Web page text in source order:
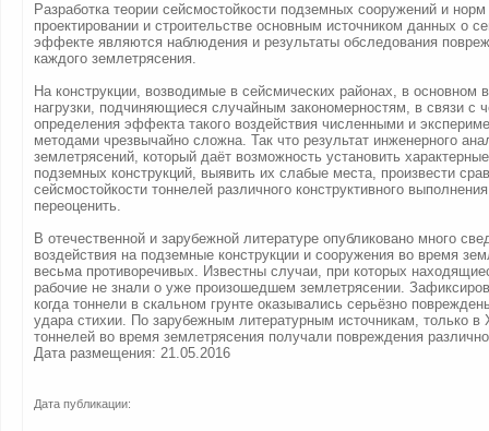
Разработка теории сейсмостойкости подземных сооружений и
проектировании и строительстве основным источником данных о
эффекте являются наблюдения и результаты обследования
каждого землетрясения.
На конструкции, возводимые в сейсмических районах, в основном
нагрузки, подчиняющиеся случайным закономерностям, в связи с
определения эффекта такого воздействия численными и
методами чрезвычайно сложна. Так что результат инженерного
землетрясений, который даёт возможность установить
подземных конструкций, выявить их слабые места, произвести
сейсмостойкости тоннелей различного конструктивного
переоценить.
В отечественной и зарубежной литературе опубликовано много
воздействия на подземные конструкции и сооружения во время
весьма противоречивых. Известны случаи, при которых
рабочие не знали о уже произошедшем землетрясении.
когда тоннели в скальном грунте оказывались серьёзно
удара стихии. По зарубежным литературным источникам, только в
тоннелей во время землетрясения получали повреждения
Дата размещения: 21.05.2016
Дата публикации: